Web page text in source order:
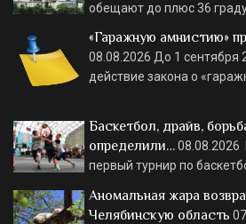
обещают до плюс 36
«Гаражную амнистию»
08.08.2026 До 1 сентября
действие закона о
Баскетбол, драйв,
определили…08.08.2026
первый турнир по
Аномальная жара
Челябинскую область